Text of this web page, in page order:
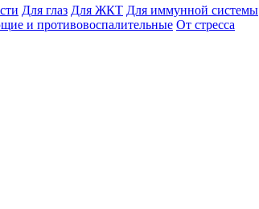
Для глаз Для ЖКТ Для иммунной системы
и противовоспалительные От стресса